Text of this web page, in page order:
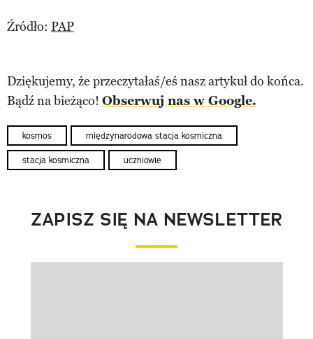
Źródło: PAP
Dziękujemy, że przeczytałaś/eś nasz artykuł do końca.
Bądź na bieżąco! Obserwuj nas w Google.
kosmos międzynarodowa stacja kosmiczna
stacja kosmiczna uczniowie
ZAPISZ SIĘ NA NEWSLETTER